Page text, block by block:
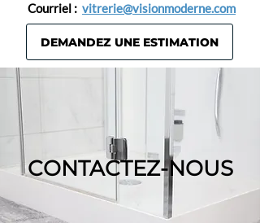
vitrerie@visionmoderne.com
Courriel :
DEMANDEZ UNE ESTIMATION
CONTACTEZ-NOUS